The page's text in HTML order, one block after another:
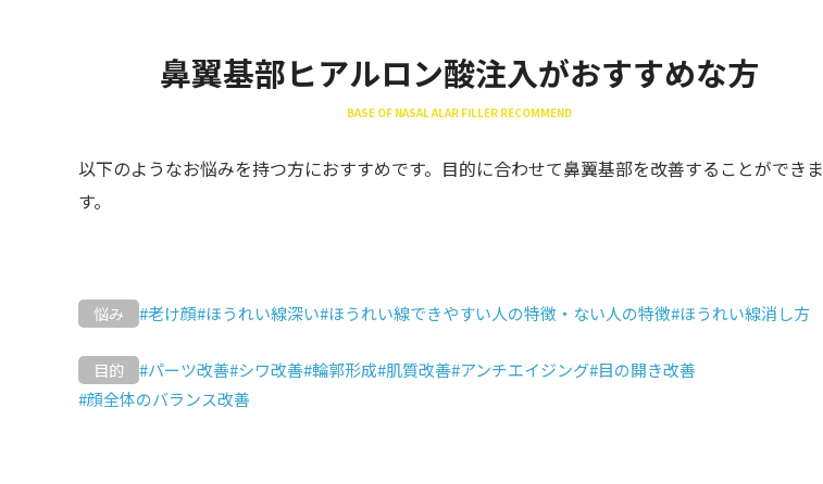
鼻翼基部ヒアルロン酸注入がおすすめな方
BASE OF NASAL ALAR FILLER RECOMMEND
以下のようなお悩みを持つ方におすすめです。目的に合わせて鼻翼基部を改善することができま
す。
悩み #老け顔#ほうれい線深い#ほうれい線できやすい人の特徴・ない人の特徴#ほうれい線消し方
目的 #パーツ改善#シワ改善#輪郭形成#肌質改善#アンチエイジング#目の開き改善
#顔全体のバランス改善